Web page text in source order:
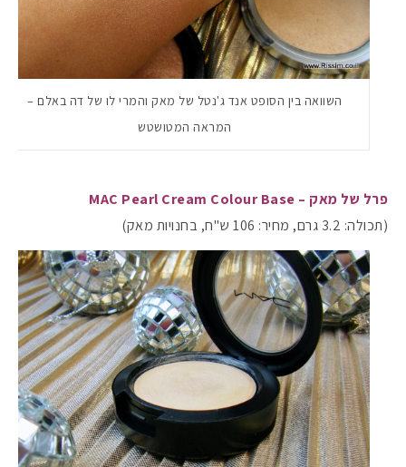
השוואה בין הסופט אנד ג'נטל של מאק והמרי לו של דה באלם –
המראה המטושטש
פרל של מאק – MAC Pearl Cream Colour Base
(תכולה: 3.2 גרם, מחיר: 106 ש"ח, בחנויות מאק)